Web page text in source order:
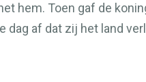
hem. Toen gaf de
dag af dat zij het land